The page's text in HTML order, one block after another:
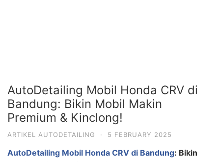
AutoDetailing Mobil Honda CRV di
Bandung: Bikin Mobil Makin
Premium & Kinclong!
ARTIKEL AUTODETAILING · 5 FEBRUARY 2025
AutoDetailing Mobil Honda CRV di Bandung: Bikin